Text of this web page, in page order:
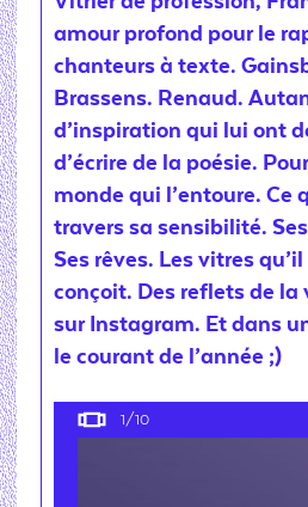
amour profond pour le
chanteurs à texte.
Brassens. Renaud.
d’inspiration qui lui ont
d’écrire de la poésie.
monde qui l’entoure. Ce
travers sa sensibilité.
Ses rêves. Les vitres
conçoit. Des reflets de la
sur Instagram. Et dans
le courant de l’année ;)
1/10